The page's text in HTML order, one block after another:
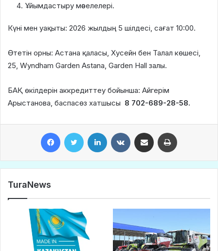
Ұйымдастыру мәселелері.
Күні мен уақыты: 2026 жылдың 5 шілдесі, сағат 10:00.
Өтетін орны: Астана қаласы, Хусейн бен Талал көшесі,
25, Wyndham Garden Astana, Garden Hall залы.
БАҚ өкілдерін аккредиттеу бойынша: Айгерім
Арыстанова, баспасөз хатшысы 8 702-689-28-58.
TuraNews